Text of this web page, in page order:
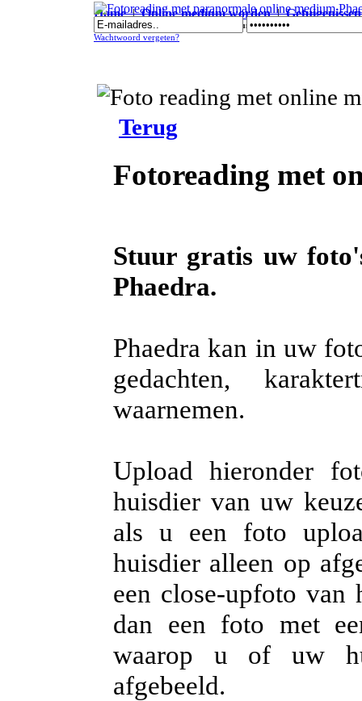
Home|Online medium worden|Getuigenissen
Fotoreading met paranormale online medium Phaedra
Wachtwoord vergeten?
Terug
Fotoreading met
Stuur gratis uw
Phaedra.
Phaedra kan in uw
gedachten,
waarnemen.
Upload hieronder
huisdier van uw
als u een foto
huisdier alleen op
een close-upfoto van
dan een foto met
waarop u of uw
afgebeeld.